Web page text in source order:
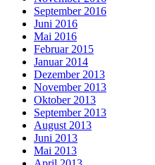
September 2016
Juni 2016
Mai 2016
Februar 2015
Januar 2014
Dezember 2013
November 2013
Oktober 2013
September 2013
August 2013
Juni 2013
Mai 2013